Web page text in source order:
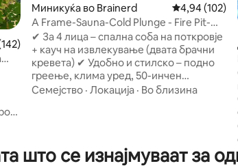
оцена: 4,84 од 5, 142 рецензии
е
Миникуќа во Brainerd Просечна
4,94 (102)
A Frame-Sauna-Cold Plunge - Fire Pit-
Seclusion
✔ За 4 лица – спална соба на поткровје
+ кауч на извлекување (двата брачни
кревета) ✔ Удобно и стилско – подно
греење, клима уред, 50-инчен
телевизор ✔ Целосно опремено –
огниште, светилки ✔ Изолирано, но во
Семејство · Локација · Во близина
што се изнајмуваат за